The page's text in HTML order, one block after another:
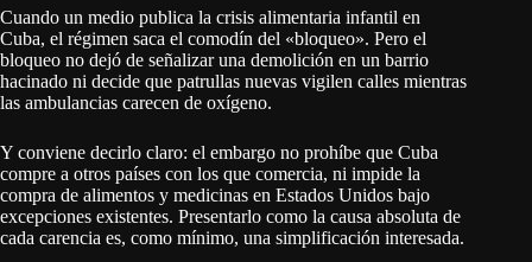
Cuando un medio publica la crisis alimentaria infantil en
Cuba, el régimen saca el comodín del «bloqueo». Pero el
bloqueo no dejó de señalizar una demolición en un barrio
hacinado ni decide que patrullas nuevas vigilen calles mientras
las ambulancias carecen de oxígeno.
Y conviene decirlo claro: el embargo no prohíbe que Cuba
compre a otros países con los que comercia, ni impide la
compra de alimentos y medicinas en Estados Unidos bajo
excepciones existentes. Presentarlo como la causa absoluta de
cada carencia es, como mínimo, una simplificación interesada.